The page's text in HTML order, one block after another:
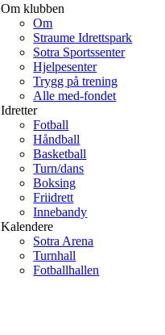
Om klubben
Om
Straume Idrettspark
Sotra Sportssenter
Hjelpesenter
Trygg på trening
Alle med-fondet
Idretter
Fotball
Håndball
Basketball
Turn/dans
Boksing
Friidrett
Innebandy
Kalendere
Sotra Arena
Turnhall
Fotballhallen